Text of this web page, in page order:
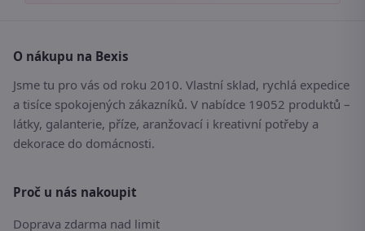
O nákupu na Bexis
Jsme tu pro vás od roku 2010. Vlastní sklad, rychlá expedice
a tisíce spokojených zákazníků. V nabídce 19052 produktů –
látky, galanterie, příze, aranžovací i kreativní potřeby a
dekorace do domácnosti.
Proč u nás nakoupit
Doprava zdarma nad limit